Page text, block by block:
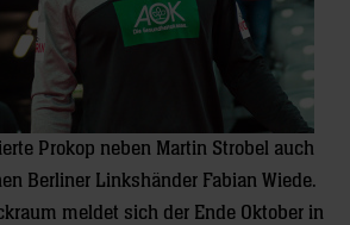
Prokop neben Martin Strobel auch
Berliner Linkshänder Fabian Wiede.
meldet sich der Ende Oktober in